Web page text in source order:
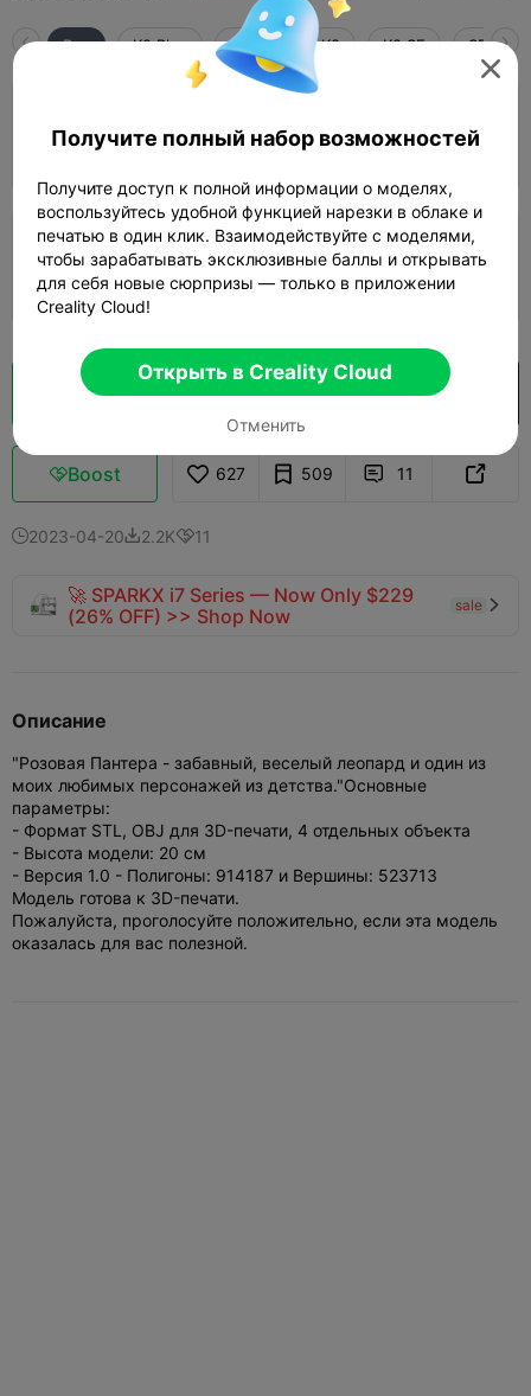
Все K2 Plus K2 Pro K2 K2 SE SPARKX
03h 47m  1 plates 62.45g
Слой 0,2 мм, 2 стенки, 10% заполнения
 04h 55m  3 plates  128.57g
Кусочек облака Открыть в Creality Cloud
Boost 627 509  11 
2023-04-202.2K11
🚀 SPARKX i7 Series — Now Only $229
(26% OFF) >> Shop Now
sale 
Описание
"Розовая Пантера - забавный, веселый леопард и один из
моих любимых персонажей из детства."Основные
параметры:
- Формат STL, OBJ для 3D-печати, 4 отдельных объекта
- Высота модели: 20 см
- Версия 1.0 - Полигоны: 914187 и Вершины: 523713
Модель готова к 3D-печати.
Пожалуйста, проголосуйте положительно, если эта модель
оказалась для вас полезной.

Получите полный набор возможностей
Получите доступ к полной информации о моделях,
воспользуйтесь удобной функцией нарезки в облаке и
печатью в один клик. Взаимодействуйте с моделями,
чтобы зарабатывать эксклюзивные баллы и открывать
для себя новые сюрпризы — только в приложении
Creality Cloud!
Открыть в Creality Cloud
Отменить